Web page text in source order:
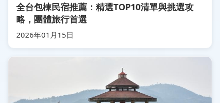
全台包棟民宿推薦：精選TOP10清單與挑選攻
略，團體旅行首選
2026年01月15日